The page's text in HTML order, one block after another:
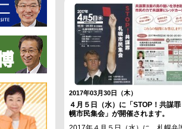
2017年03月30日（木）
４月５日（水）に「STOP！共謀
幌市民集会」が開催されます。